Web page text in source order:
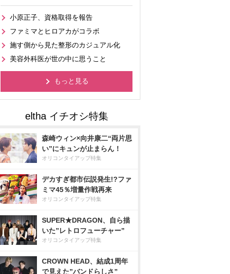
小原正子、資格取得を報告
ファミマとヒロアカがコラボ
施す側から見た整形のカジュアル化
美容外科医が世の中に思うこと
もっと見る
森崎ウィン×向井康二“両片思
い”にキュンが止まらん！
オリコンタイアップ特集
デカすぎ都市伝説発生!?ファ
ミマ45％増量作戦再来
オリコンタイアップ特集
SUPER★DRAGON、自ら描
いた”レトロフューチャー”
オリコンタイアップ特集
CROWN HEAD、結成1周年
で見えた”バンドらしさ”